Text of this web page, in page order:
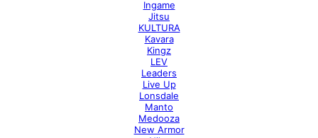
Ingame
Jitsu
KULTURA
Kavara
Kingz
LEV
Leaders
Live Up
Lonsdale
Manto
Medooza
New Armor